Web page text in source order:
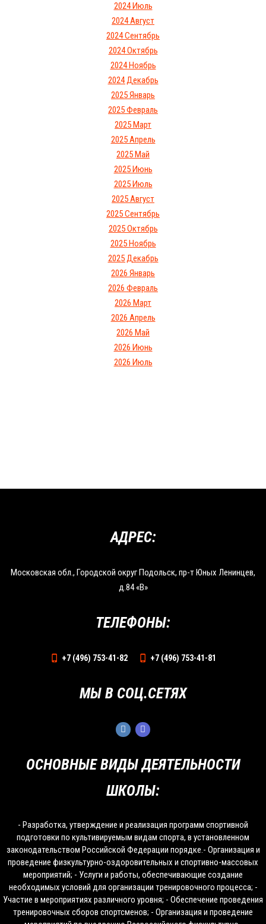
2024 Июль
2024 Август
2024 Сентябрь
2024 Октябрь
2024 Ноябрь
2024 Декабрь
2025 Январь
2025 Февраль
2025 Март
2025 Апрель
2025 Май
2025 Июнь
2025 Июль
2025 Август
2025 Сентябрь
2025 Октябрь
2025 Ноябрь
2025 Декабрь
2026 Январь
2026 Февраль
2026 Март
2026 Апрель
2026 Май
2026 Июнь
2026 Июль
ОСНОВНЫЕ ВИДЫ ДЕЯТЕЛЬНОСТИ
ШКОЛЫ:
- Разработка, утверждение и реализация программ спортивной
подготовки по культивируемым видам спорта, в установленном
законодательством Российской Федерации порядке.- Организация и
проведение физкультурно-оздоровительных и спортивно-массовых
мероприятий; - Услуги и работы, обеспечивающие создание
необходимых условий для организации тренировочного процесса; -
Участие в мероприятиях различного уровня; - Обеспечение проведения
тренировочных сборов спортсменов; - Организация и проведение
АДРЕС:
Московская обл., Городской округ Подольск, пр-т Юных Ленинцев,
д.84 «В»
ТЕЛЕФОНЫ:
+7 (496) 753-41-82 +7 (496) 753-41-81
МЫ В СОЦ.СЕТЯХ